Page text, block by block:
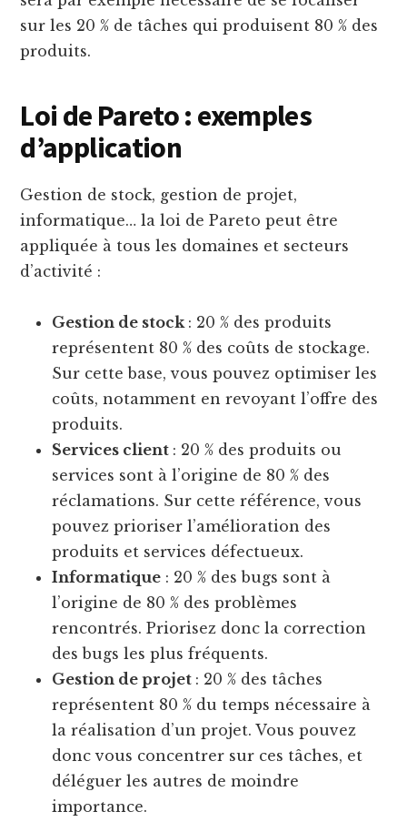
sur les 20 % de tâches qui produisent 80 % des
produits.
Loi de Pareto : exemples
d’application
Gestion de stock, gestion de projet,
informatique… la loi de Pareto peut être
appliquée à tous les domaines et secteurs
d’activité :
Gestion de stock : 20 % des produits
représentent 80 % des coûts de stockage.
Sur cette base, vous pouvez optimiser les
coûts, notamment en revoyant l’offre des
produits.
Services client : 20 % des produits ou
services sont à l’origine de 80 % des
réclamations. Sur cette référence, vous
pouvez prioriser l’amélioration des
produits et services défectueux.
Informatique : 20 % des bugs sont à
l’origine de 80 % des problèmes
rencontrés. Priorisez donc la correction
des bugs les plus fréquents.
Gestion de projet : 20 % des tâches
représentent 80 % du temps nécessaire à
la réalisation d’un projet. Vous pouvez
donc vous concentrer sur ces tâches, et
déléguer les autres de moindre
importance.